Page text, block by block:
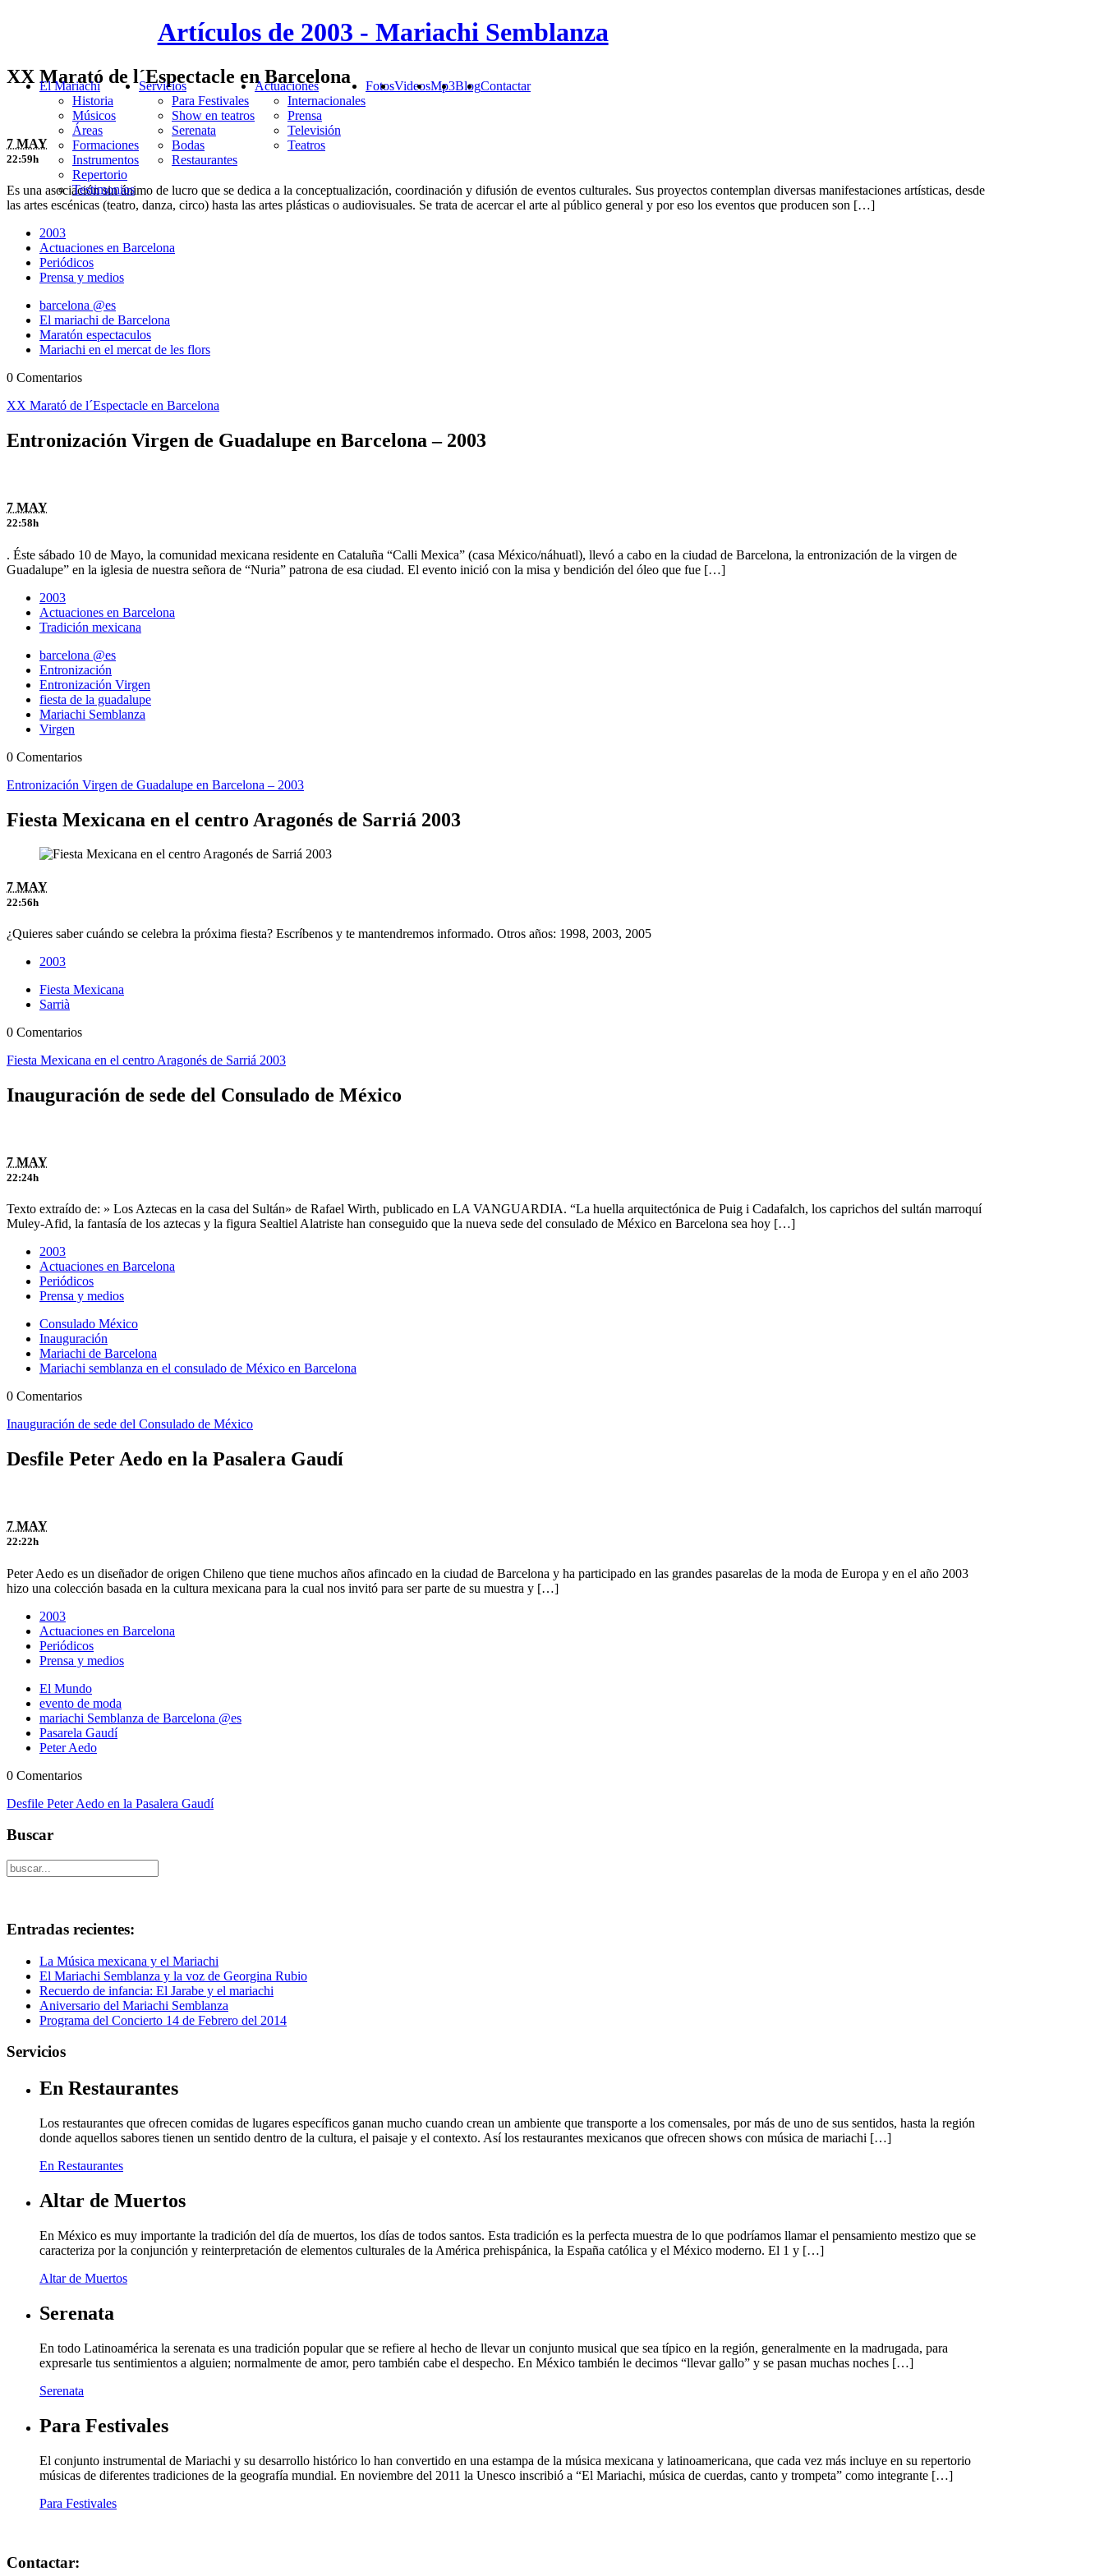
Artículos de 2003 - Mariachi Semblanza
El Mariachi
Historia
Músicos
Áreas
Formaciones
Instrumentos
Repertorio
Testimonios
Servicios
Para Festivales
Show en teatros
Serenata
Bodas
Restaurantes
Actuaciones
Internacionales
Prensa
Televisión
Teatros
FotosVideosMp3BlogContactar
XX Marató de l´Espectacle en Barcelona
7 MAY
22:59h
Es una asociación sin ánimo de lucro que se dedica a la conceptualización, coordinación y difusión de eventos culturales. Sus proyectos contemplan diversas manifestaciones artísticas, desde
las artes escénicas (teatro, danza, circo) hasta las artes plásticas o audiovisuales. Se trata de acercar el arte al público general y por eso los eventos que producen son […]
2003
Actuaciones en Barcelona
Periódicos
Prensa y medios
barcelona @es
El mariachi de Barcelona
Maratón espectaculos
Mariachi en el mercat de les flors
0 Comentarios
XX Marató de l´Espectacle en Barcelona
Entronización Virgen de Guadalupe en Barcelona – 2003
7 MAY
22:58h
. Éste sábado 10 de Mayo, la comunidad mexicana residente en Cataluña “Calli Mexica” (casa México/náhuatl), llevó a cabo en la ciudad de Barcelona, la entronización de la virgen de
Guadalupe” en la iglesia de nuestra señora de “Nuria” patrona de esa ciudad. El evento inició con la misa y bendición del óleo que fue […]
2003
Actuaciones en Barcelona
Tradición mexicana
barcelona @es
Entronización
Entronización Virgen
fiesta de la guadalupe
Mariachi Semblanza
Virgen
0 Comentarios
Entronización Virgen de Guadalupe en Barcelona – 2003
Fiesta Mexicana en el centro Aragonés de Sarriá 2003
7 MAY
22:56h
¿Quieres saber cuándo se celebra la próxima fiesta? Escríbenos y te mantendremos informado. Otros años: 1998, 2003, 2005
2003
Fiesta Mexicana
Sarrià
0 Comentarios
Fiesta Mexicana en el centro Aragonés de Sarriá 2003
Inauguración de sede del Consulado de México
7 MAY
22:24h
Texto extraído de: » Los Aztecas en la casa del Sultán» de Rafael Wirth, publicado en LA VANGUARDIA. “La huella arquitectónica de Puig i Cadafalch, los caprichos del sultán marroquí
Muley-Afid, la fantasía de los aztecas y la figura Sealtiel Alatriste han conseguido que la nueva sede del consulado de México en Barcelona sea hoy […]
2003
Actuaciones en Barcelona
Periódicos
Prensa y medios
Consulado México
Inauguración
Mariachi de Barcelona
Mariachi semblanza en el consulado de México en Barcelona
0 Comentarios
Inauguración de sede del Consulado de México
Desfile Peter Aedo en la Pasalera Gaudí
7 MAY
22:22h
Peter Aedo es un diseñador de origen Chileno que tiene muchos años afincado en la ciudad de Barcelona y ha participado en las grandes pasarelas de la moda de Europa y en el año 2003
hizo una colección basada en la cultura mexicana para la cual nos invitó para ser parte de su muestra y […]
2003
Actuaciones en Barcelona
Periódicos
Prensa y medios
El Mundo
evento de moda
mariachi Semblanza de Barcelona @es
Pasarela Gaudí
Peter Aedo
0 Comentarios
Desfile Peter Aedo en la Pasalera Gaudí
Buscar
Entradas recientes:
La Música mexicana y el Mariachi
El Mariachi Semblanza y la voz de Georgina Rubio
Recuerdo de infancia: El Jarabe y el mariachi
Aniversario del Mariachi Semblanza
Programa del Concierto 14 de Febrero del 2014
Servicios
En Restaurantes
Los restaurantes que ofrecen comidas de lugares específicos ganan mucho cuando crean un ambiente que transporte a los comensales, por más de uno de sus sentidos, hasta la región
donde aquellos sabores tienen un sentido dentro de la cultura, el paisaje y el contexto. Así los restaurantes mexicanos que ofrecen shows con música de mariachi […]
En Restaurantes
Altar de Muertos
En México es muy importante la tradición del día de muertos, los días de todos santos. Esta tradición es la perfecta muestra de lo que podríamos llamar el pensamiento mestizo que se
caracteriza por la conjunción y reinterpretación de elementos culturales de la América prehispánica, la España católica y el México moderno. El 1 y […]
Altar de Muertos
Serenata
En todo Latinoamérica la serenata es una tradición popular que se refiere al hecho de llevar un conjunto musical que sea típico en la región, generalmente en la madrugada, para
expresarle tus sentimientos a alguien; normalmente de amor, pero también cabe el despecho. En México también le decimos “llevar gallo” y se pasan muchas noches […]
Serenata
Para Festivales
El conjunto instrumental de Mariachi y su desarrollo histórico lo han convertido en una estampa de la música mexicana y latinoamericana, que cada vez más incluye en su repertorio
músicas de diferentes tradiciones de la geografía mundial. En noviembre del 2011 la Unesco inscribió a “El Mariachi, música de cuerdas, canto y trompeta” como integrante […]
Para Festivales
Contactar: